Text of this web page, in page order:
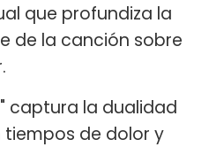
que profundiza la
de la canción sobre
captura la dualidad
tiempos de dolor y